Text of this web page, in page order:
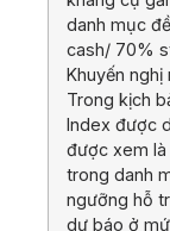
danh mục
cash/ 70%
Khuyến nghị
Trong kịch
Index được
được xem là
trong danh
ngưỡng hỗ
dự báo ở